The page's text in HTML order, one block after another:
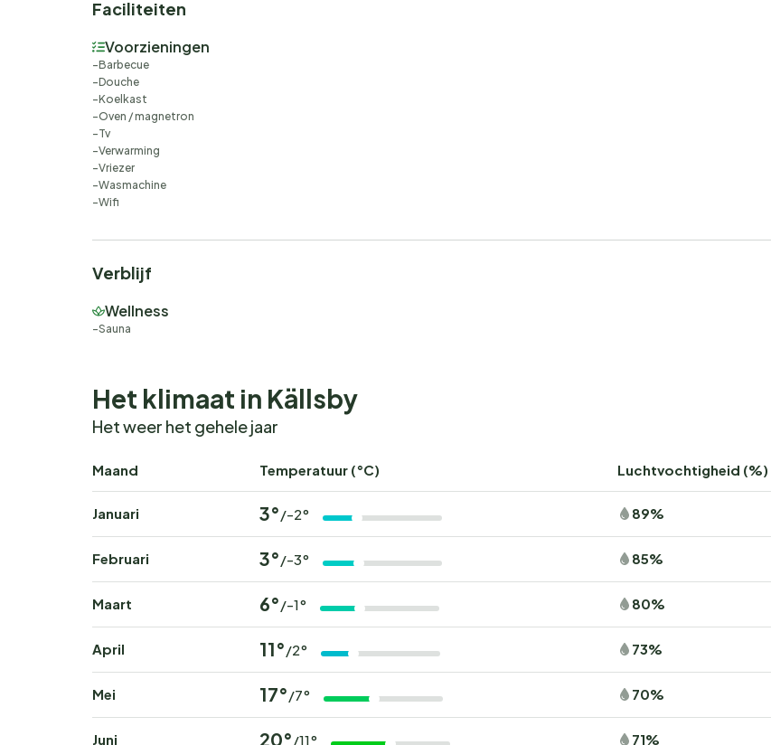
Faciliteiten
Voorzieningen
Barbecue
Douche
Koelkast
Oven / magnetron
Tv
Verwarming
Vriezer
Wasmachine
Wifi
Verblijf
Wellness
Sauna
Het klimaat in Källsby
Het weer het gehele jaar
Maand Temperatuur (°C) Luchtvochtigheid (%)
Januari 3° /-2° 89%
Februari 3° /-3° 85%
Maart 6° /-1° 80%
April 11° /2° 73%
Mei 17° /7° 70%
Juni 20° /11° 71%